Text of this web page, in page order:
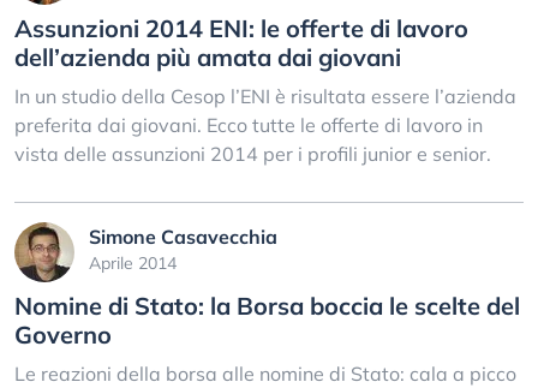
Assunzioni 2014 ENI: le offerte di lavoro
dell’azienda più amata dai giovani
In un studio della Cesop l’ENI è risultata essere l’azienda
preferita dai giovani. Ecco tutte le offerte di lavoro in
vista delle assunzioni 2014 per i profili junior e senior.
Simone Casavecchia
Aprile 2014
Nomine di Stato: la Borsa boccia le scelte del
Governo
Le reazioni della borsa alle nomine di Stato: cala a picco